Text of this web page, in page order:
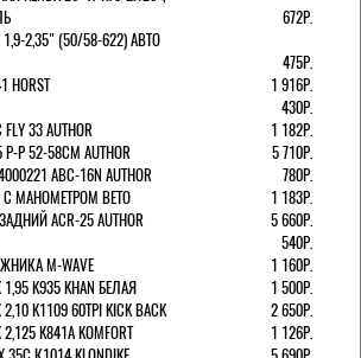
672Р.
2,35" (50/58-622) АВТО
475Р.
1 916Р.
430Р.
33 AUTHOR
1 182Р.
Р 52-58СМ AUTHOR
5 710Р.
ABC-16N AUTHOR
780Р.
МАНОМЕТРОМ BETO
1 183Р.
ACR-25 AUTHOR
5 660Р.
540Р.
M-WAVE
1 160Р.
K935 KHAN БЕЛАЯ
1 500Р.
K1109 60TPI KICK BACK
2 650Р.
K841A KOMFORT
1 126Р.